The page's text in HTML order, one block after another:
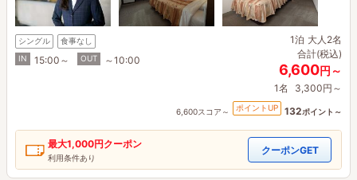
シングル
食事なし
IN
15:00～ OUT ～10:00
1泊 大人2名
合計(税込)
6,600円～
1名 3,300円～
6,600スコア～ ポイントUP 132ポイント～
最大1,000円クーポン
利用条件あり
クーポンGET